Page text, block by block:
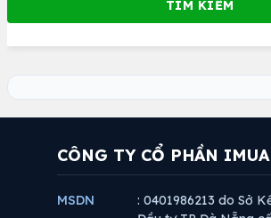
CÔNG TY CỔ PHẦN
MSDN
: 0401986213 do Sở